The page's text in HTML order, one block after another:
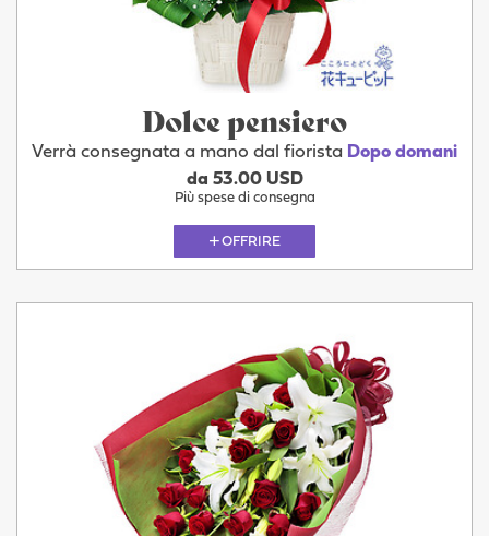
Dolce pensiero
Verrà consegnata a mano dal fiorista Dopo domani
da 53.00 USD
Più spese di consegna
OFFRIRE